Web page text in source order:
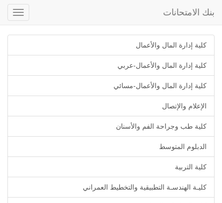
بنك الامتحانات
كلية إدارة المال والأعمال
كلية إدارة المال والأعمال-عربي
كلية إدارة المال والأعمال-مسائي
الإعلام والإتصال
كلية طب وجراحة الفم والأسنان
الدبلوم المتوسط
كلية التربية
كليـة الهندسـة التطبيقية والتخطيط العمراني